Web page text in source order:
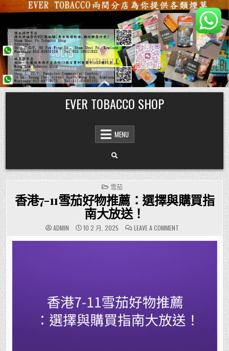
Skip
to
content
EVER TOBACCO SHOP
MENU
POSTED
IN
雪茄
香港7-11雪茄好物推薦：選擇與購買指
南大放送！
ADMIN 10 2 月, 2025 LEAVE A COMMENTON
香
港
選
擇
與
購
買
指